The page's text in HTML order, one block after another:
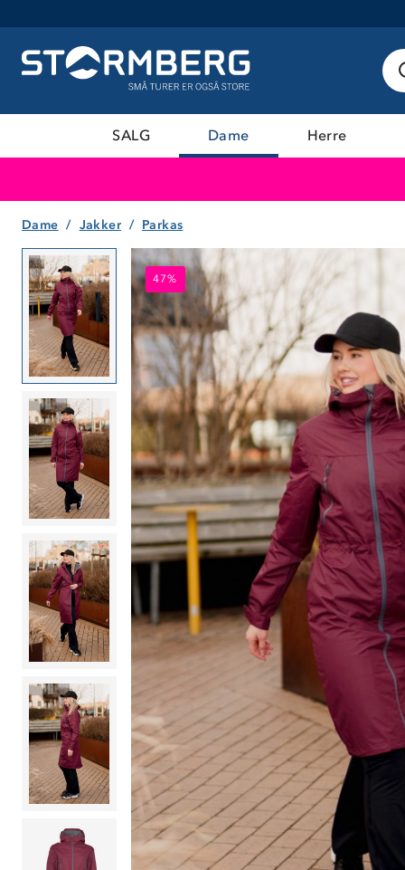
SALG Dame Herre
Dame Jakker Parkas
47%
47%